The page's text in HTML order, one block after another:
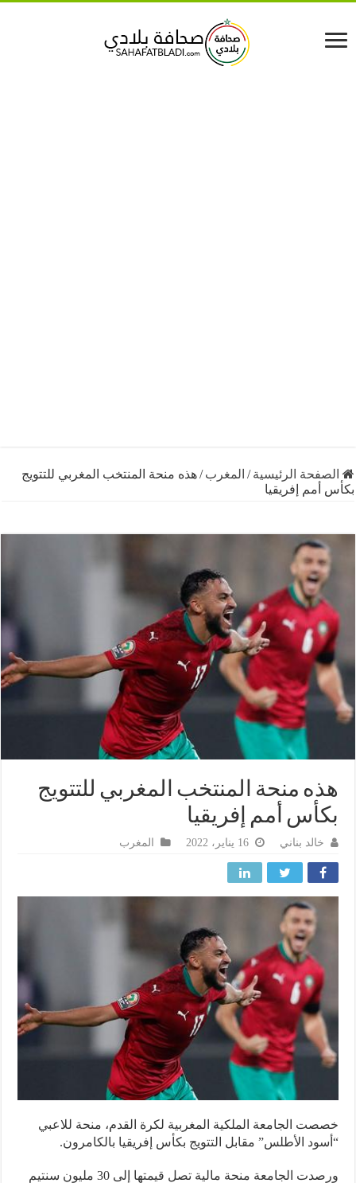
الرئيسية /المغرب/هذه منحة المنتخب المغربي للتتويج
إفريقيا
منحة المنتخب المغربي للتتويج
أمم إفريقيا
خالد بناني المغرب
الجامعة الملكية المغربية لكرة القدم، منحة للاعبي
الأطلس” مقابل التتويج بكأس إفريقيا بالكامرون.
ورصدت الجامعة منحة مالية تصل قيمتها إلى 30 مليون سنتيم